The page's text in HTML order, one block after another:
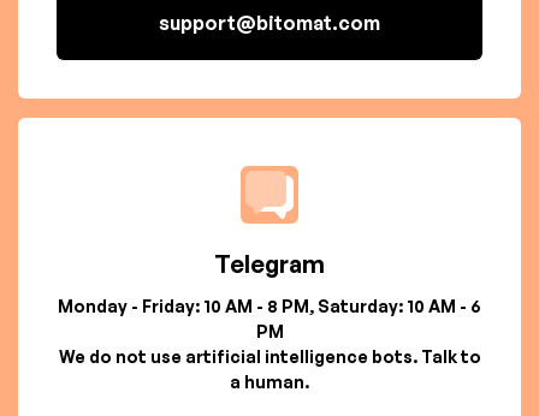
support@bitomat.com
Telegram
Monday - Friday: 10 AM - 8 PM, Saturday: 10 AM - 6
PM
We do not use artificial intelligence bots. Talk to
a human.